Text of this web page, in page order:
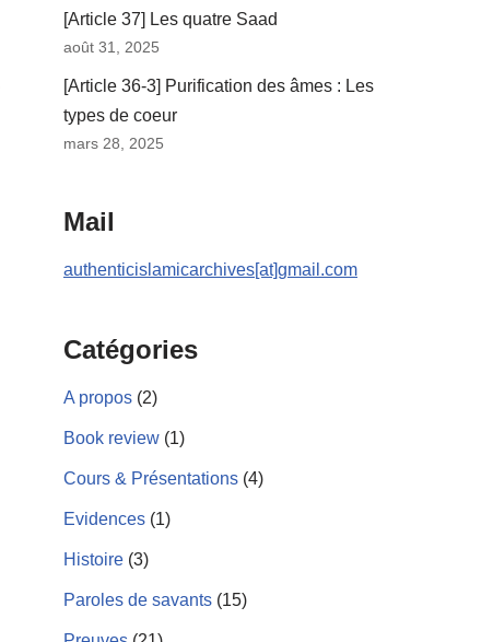
[Article 37] Les quatre Saad
août 31, 2025
[Article 36-3] Purification des âmes : Les
types de coeur
mars 28, 2025
Mail
authenticislamicarchives[at]gmail.com
Catégories
A propos (2)
Book review (1)
Cours & Présentations (4)
Evidences (1)
Histoire (3)
Paroles de savants (15)